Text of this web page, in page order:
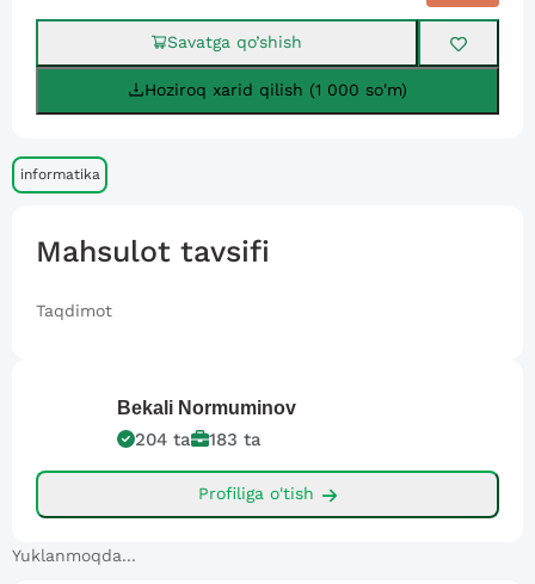
Savatga qo’shish
Hoziroq xarid qilish (1 000 so'm)
informatika
Mahsulot tavsifi
Taqdimot
Bekali Normuminov
204 ta 183 ta
Profiliga o'tish
Yuklanmoqda...